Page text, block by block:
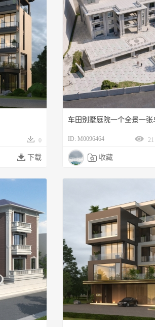
0
 下载
车田别墅庭院一个全景一张
ID: M0096464 21
 收藏